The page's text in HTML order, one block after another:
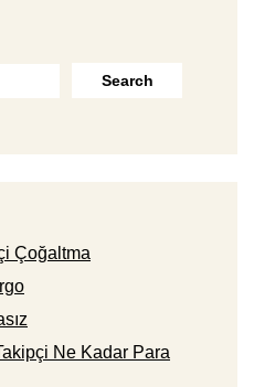
Çoğaltma
Ne Kadar Para